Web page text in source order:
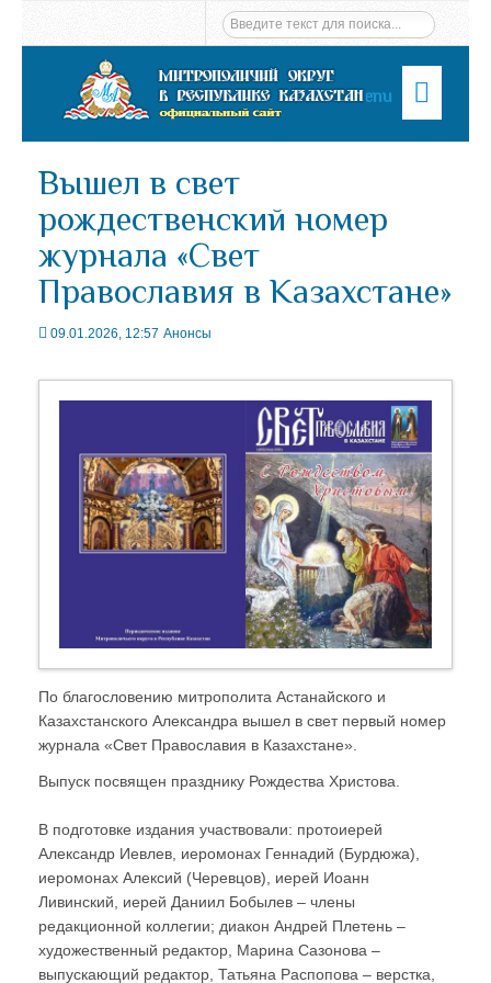
Menu
Вышел в свет
рождественский номер
журнала «Свет
Православия в Казахстане»
09.01.2026, 12:57 Анонсы
По благословению митрополита Астанайского и
Казахстанского Александра вышел в свет первый номер
журнала «Свет Православия в Казахстане».
Выпуск посвящен празднику Рождества Христова.
В подготовке издания участвовали: протоиерей
Александр Иевлев, иеромонах Геннадий (Бурдюжа),
иеромонах Алексий (Черевцов), иерей Иоанн
Ливинский, иерей Даниил Бобылев – члены
редакционной коллегии; диакон Андрей Плетень –
художественный редактор, Марина Сазонова –
выпускающий редактор, Татьяна Распопова – верстка,